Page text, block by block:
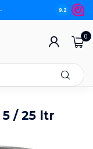
9.2
0
/ 25 ltr